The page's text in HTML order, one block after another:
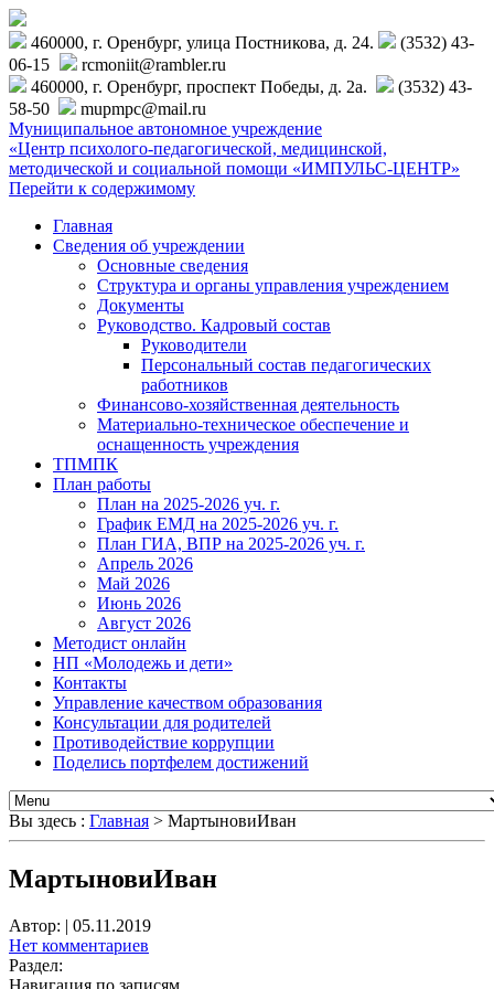
460000, г. Оренбург, улица Постникова, д. 24.
(3532) 43-
06-15
rcmoniit@rambler.ru
460000, г. Оренбург, проспект Победы, д. 2а.
(3532) 43-
58-50
mupmpc@mail.ru
Муниципальное автономное учреждение
«Центр психолого-педагогической, медицинской,
методической и социальной помощи «ИМПУЛЬС-ЦЕНТР»
Перейти к содержимому
Главная
Сведения об учреждении
Основные сведения
Структура и органы управления учреждением
Документы
Руководство. Кадровый состав
Руководители
Персональный состав педагогических
работников
Финансово-хозяйственная деятельность
Материально-техническое обеспечение и
оснащенность учреждения
ТПМПК
План работы
План на 2025-2026 уч. г.
График ЕМД на 2025-2026 уч. г.
План ГИА, ВПР на 2025-2026 уч. г.
Апрель 2026
Май 2026
Июнь 2026
Август 2026
Методист онлайн
НП «Молодежь и дети»
Контакты
Управление качеством образования
Консультации для родителей
Противодействие коррупции
Поделись портфелем достижений
Вы здесь : Главная > МартыновиИван
МартыновиИван
Автор: | 05.11.2019
Нет комментариев
Раздел:
Навигация по записям